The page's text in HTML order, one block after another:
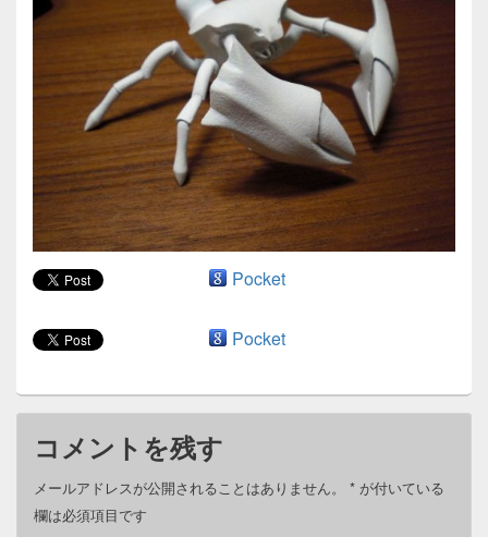
ョ
ン
Pocket
Pocket
コメントを残す
メールアドレスが公開されることはありません。 * が付いている
欄は必須項目です